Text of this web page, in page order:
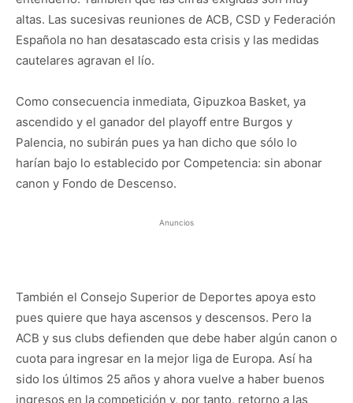
altas. Las sucesivas reuniones de ACB, CSD y Federación
Española no han desatascado esta crisis y las medidas
cautelares agravan el lío.
Como consecuencia inmediata, Gipuzkoa Basket, ya
ascendido y el ganador del playoff entre Burgos y
Palencia, no subirán pues ya han dicho que sólo lo
harían bajo lo establecido por Competencia: sin abonar
canon y Fondo de Descenso.
Anuncios
También el Consejo Superior de Deportes apoya esto
pues quiere que haya ascensos y descensos. Pero la
ACB y sus clubs defienden que debe haber algún canon o
cuota para ingresar en la mejor liga de Europa. Así ha
sido los últimos 25 años y ahora vuelve a haber buenos
ingresos en la competición y, por tanto, retorno a las